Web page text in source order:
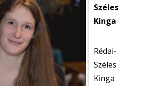
Széles
Kinga
Rédai-
Széles
Kinga